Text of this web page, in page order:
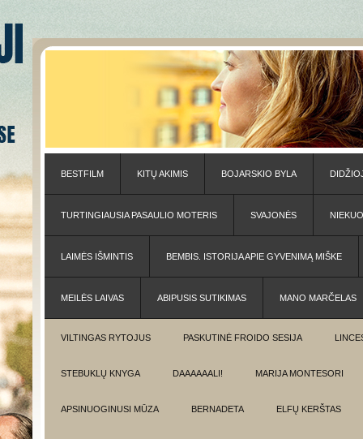
BESTFILM KITŲ AKIMIS BOJARSKIO BYLA
TURTINGIAUSIA PASAULIO MOTERIS SVAJONĖS
LAIMĖS IŠMINTIS BEMBIS. ISTORIJA APIE GYVENIMĄ MIŠKE
MEILĖS LAIVAS ABIPUSIS SUTIKIMAS MANO MARČELAS
VILTINGAS RYTOJUS PASKUTINĖ FROIDO SESIJA
STEBUKLŲ KNYGA DAAAAAALI! MARIJA MONTESORI
APSINUOGINUSI MŪZA BERNADETA ELFŲ KERŠTAS